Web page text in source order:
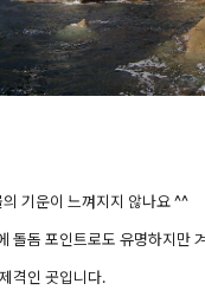
기운이 느껴지지 않나요 ^^
돌돔 포인트로도 유명하지만
격인 곳입니다.